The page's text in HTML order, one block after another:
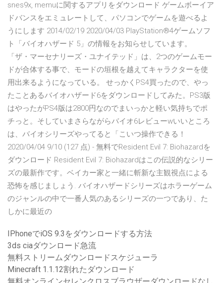
snes9x, memuに関するアプリをダウンロード ゲームボーイア
ドバンスをエミュレートして、パソコンでゲームを遊べるよ
うにします 2014/02/19 2020/04/03 PlayStation®4ゲームソフ
ト「バイオハザード 5」の情報をお知らせしています。
「ザ・マーセナリーズ・ユナイテッド」は、2つのゲームモー
ドが合体する事で、モードの垣根を越えてキャラクターを使
用出来るようになっている。 せっかくPS4買ったので、やっ
たことあるバイオハザード6をダウンロードしてみた。PS3版
はやったがPS4版は2800円なのでまいっかと軽い気持ちでポ
チっと。そしていまさらながらバイオ6レビューwいいところ
は、バイオシリーズやってると「こいつ操作できる！
2020/04/04 9/10 (127 点) - 無料でResident Evil 7: Biohazardを
ダウンロード Resident Evil 7: Biohazardはこの伝説的なシリー
ズの最新作です。ベイカー家と一緒に斬新な主観視点による
恐怖を感じましょう. バイオハザードシリーズはホラーゲーム
のジャンルの中で一番人気のあるシリーズの一つであり、た
しかに最近の
IPhoneでiOS 9.3をダウンロードする方法
3ds ciaダウンロード急流
無料ストリームダウンロードスケジューラ
Minecraft 1.1.12割れたダウンロード